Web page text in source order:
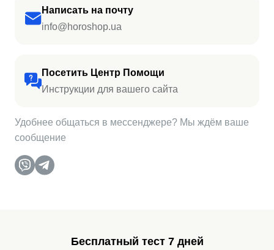
Написать на почту
info@horoshop.ua
Посетить Центр Помощи
Инструкции для вашего сайта
Удобнее общаться в мессенджере? Мы ждём ваше
сообщение
Бесплатный тест 7 дней